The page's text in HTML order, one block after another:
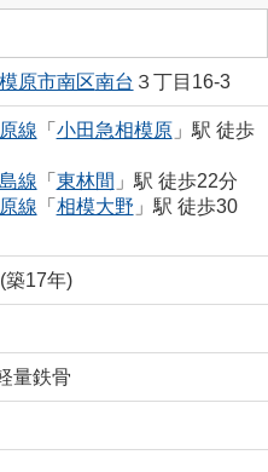
原市南区南台 ３丁目16-3
線 「 小田急相模原 」駅 徒歩
線 「 東林間 」駅 徒歩22分
線 「 相模大野 」駅 徒歩30
築17年)
量鉄骨